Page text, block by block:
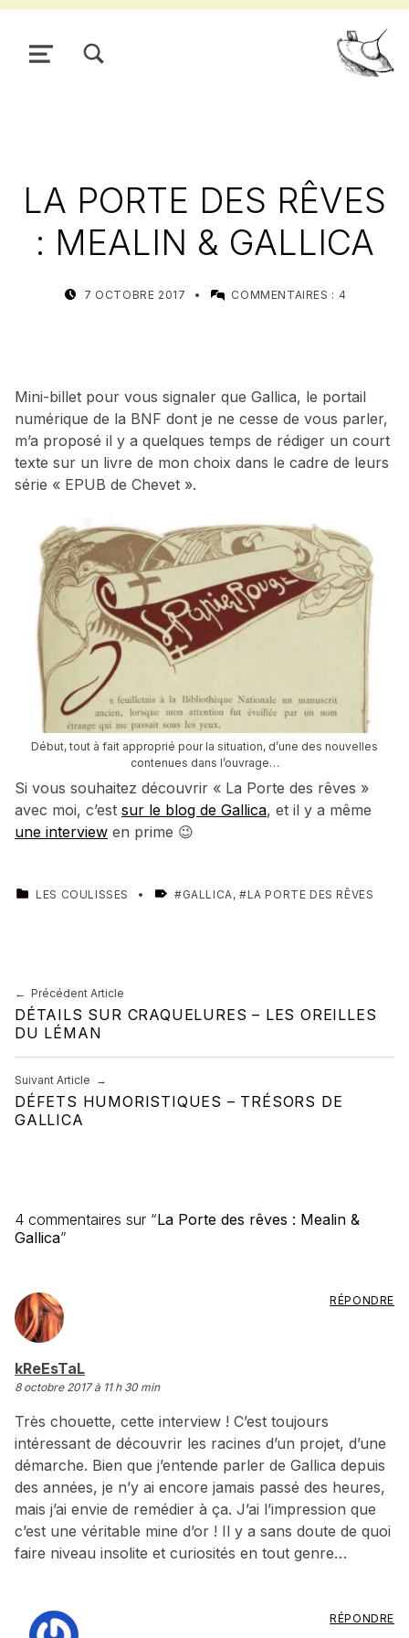
Pour
MENU
LA PORTE DES RÊVES
: MEALIN & GALLICA
7 OCTOBRE 2017 WRITTEN BY:
MEALIN
COMMENTAIRES : 4
Mini-billet pour vous signaler que Gallica, le portail
numérique de la BNF dont je ne cesse de vous parler,
m’a proposé il y a quelques temps de rédiger un court
texte sur un livre de mon choix dans le cadre de leurs
série « EPUB de Chevet ».
Début, tout à fait approprié pour la situation, d’une des nouvelles
contenues dans l’ouvrage…
Si vous souhaitez découvrir « La Porte des rêves »
avec moi, c’est sur le blog de Gallica, et il y a même
une interview en prime 😉
CATEGORIZED IN:
LES COULISSES TAGGED AS:GALLICA , LA PORTE DES RÊVES
Navigation de l’article
Précédent Article
DÉTAILS SUR CRAQUELURES – LES OREILLES
DU LÉMAN
Suivant Article
DÉFETS HUMORISTIQUES – TRÉSORS DE
GALLICA
4 commentaires sur “La Porte des rêves : Mealin &
Gallica”
kReEsTaL
8 octobre 2017 à 11 h 30 min
Très chouette, cette interview ! C’est toujours
intéressant de découvrir les racines d’un projet, d’une
démarche. Bien que j’entende parler de Gallica depuis
des années, je n’y ai encore jamais passé des heures,
mais j’ai envie de remédier à ça. J’ai l’impression que
c’est une véritable mine d’or ! Il y a sans doute de quoi
faire niveau insolite et curiosités en tout genre…
RÉPONDRE
RÉPONDRE